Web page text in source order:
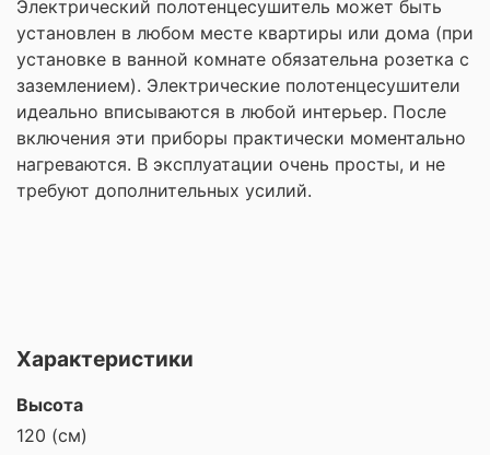
Электрический полотенцесушитель может быть
установлен в любом месте квартиры или дома (при
установке в ванной комнате обязательна розетка с
заземлением). Электрические полотенцесушители
идеально вписываются в любой интерьер. После
включения эти приборы практически моментально
нагреваются. В эксплуатации очень просты, и не
требуют дополнительных усилий.
Характеристики
Высота
120 (см)